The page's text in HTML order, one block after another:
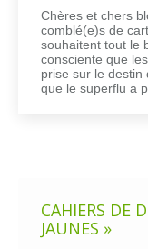
Chères et chers
comblé(e)s de
souhaitent tout le
consciente que
prise sur le destin
que le superflu a
CAHIERS DE
JAUNES »